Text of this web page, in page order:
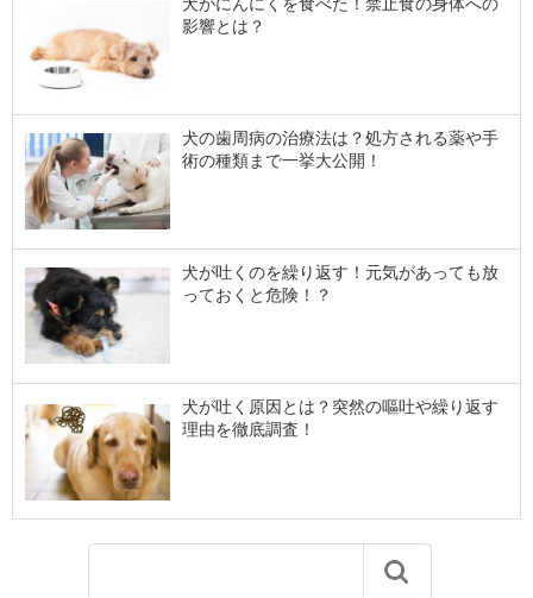
影響とは？
犬の歯周病の治療法は？処方される薬や手
術の種類まで一挙大公開！
犬が吐くのを繰り返す！元気があっても放
っておくと危険！？
犬が吐く原因とは？突然の嘔吐や繰り返す
理由を徹底調査！